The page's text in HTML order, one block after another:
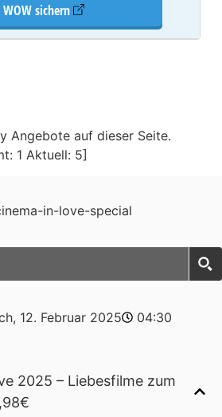
WOW sichern
Angebote auf dieser Seite.
1 Aktuell: 5]
12. Februar 2025 04:30
2025 – Liebesfilme zum